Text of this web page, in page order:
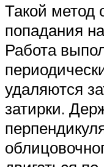
Такой метод
попадания
Работа
удаляются
затирки.